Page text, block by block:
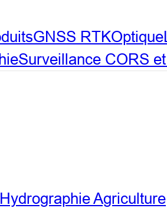
GNSS RTKOptique
Surveillance CORS
HydrographieAgriculture